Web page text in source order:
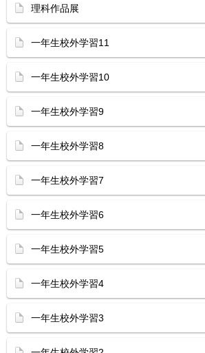
理科作品展
一年生校外学習11
一年生校外学習10
一年生校外学習9
一年生校外学習8
一年生校外学習7
一年生校外学習6
一年生校外学習5
一年生校外学習4
一年生校外学習3